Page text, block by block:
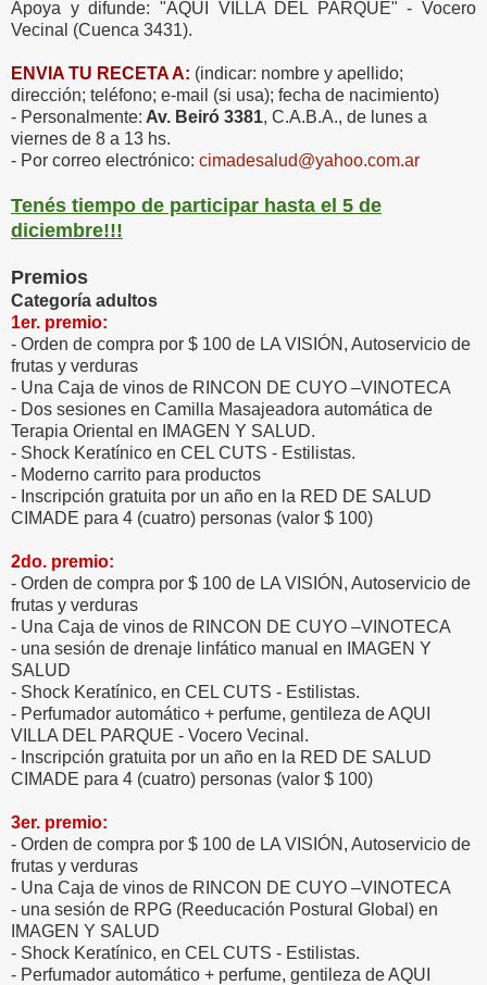
Apoya y difunde: "AQUI VILLA DEL PARQUE" - Vocero
Vecinal (Cuenca 3431).
ENVIA TU RECETA A: (indicar: nombre y apellido;
dirección; teléfono; e-mail (si usa); fecha de nacimiento)
- Personalmente: Av. Beiró 3381, C.A.B.A., de lunes a
viernes de 8 a 13 hs.
- Por correo electrónico: cimadesalud@yahoo.com.ar
Tenés tiempo de participar hasta el 5 de
diciembre!!!
Premios
Categoría adultos
1er. premio:
- Orden de compra por $ 100 de LA VISIÓN, Autoservicio de
frutas y verduras
- Una Caja de vinos de RINCON DE CUYO –VINOTECA
- Dos sesiones en Camilla Masajeadora automática de
Terapia Oriental en IMAGEN Y SALUD.
- Shock Keratínico en CEL CUTS - Estilistas.
- Moderno carrito para productos
- Inscripción gratuita por un año en la RED DE SALUD
CIMADE para 4 (cuatro) personas (valor $ 100)
2do. premio:
- Orden de compra por $ 100 de LA VISIÓN, Autoservicio de
frutas y verduras
- Una Caja de vinos de RINCON DE CUYO –VINOTECA
- una sesión de drenaje linfático manual en IMAGEN Y
SALUD
- Shock Keratínico, en CEL CUTS - Estilistas.
- Perfumador automático + perfume, gentileza de AQUI
VILLA DEL PARQUE - Vocero Vecinal.
- Inscripción gratuita por un año en la RED DE SALUD
CIMADE para 4 (cuatro) personas (valor $ 100)
3er. premio:
- Orden de compra por $ 100 de LA VISIÓN, Autoservicio de
frutas y verduras
- Una Caja de vinos de RINCON DE CUYO –VINOTECA
- una sesión de RPG (Reeducación Postural Global) en
IMAGEN Y SALUD
- Shock Keratínico, en CEL CUTS - Estilistas.
- Perfumador automático + perfume, gentileza de AQUI